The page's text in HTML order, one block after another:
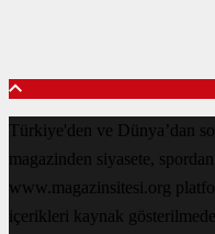
Türkiye'den ve Dünya’dan
magazinden siyasete,
www.magazinsitesi.org
içerikleri kaynak